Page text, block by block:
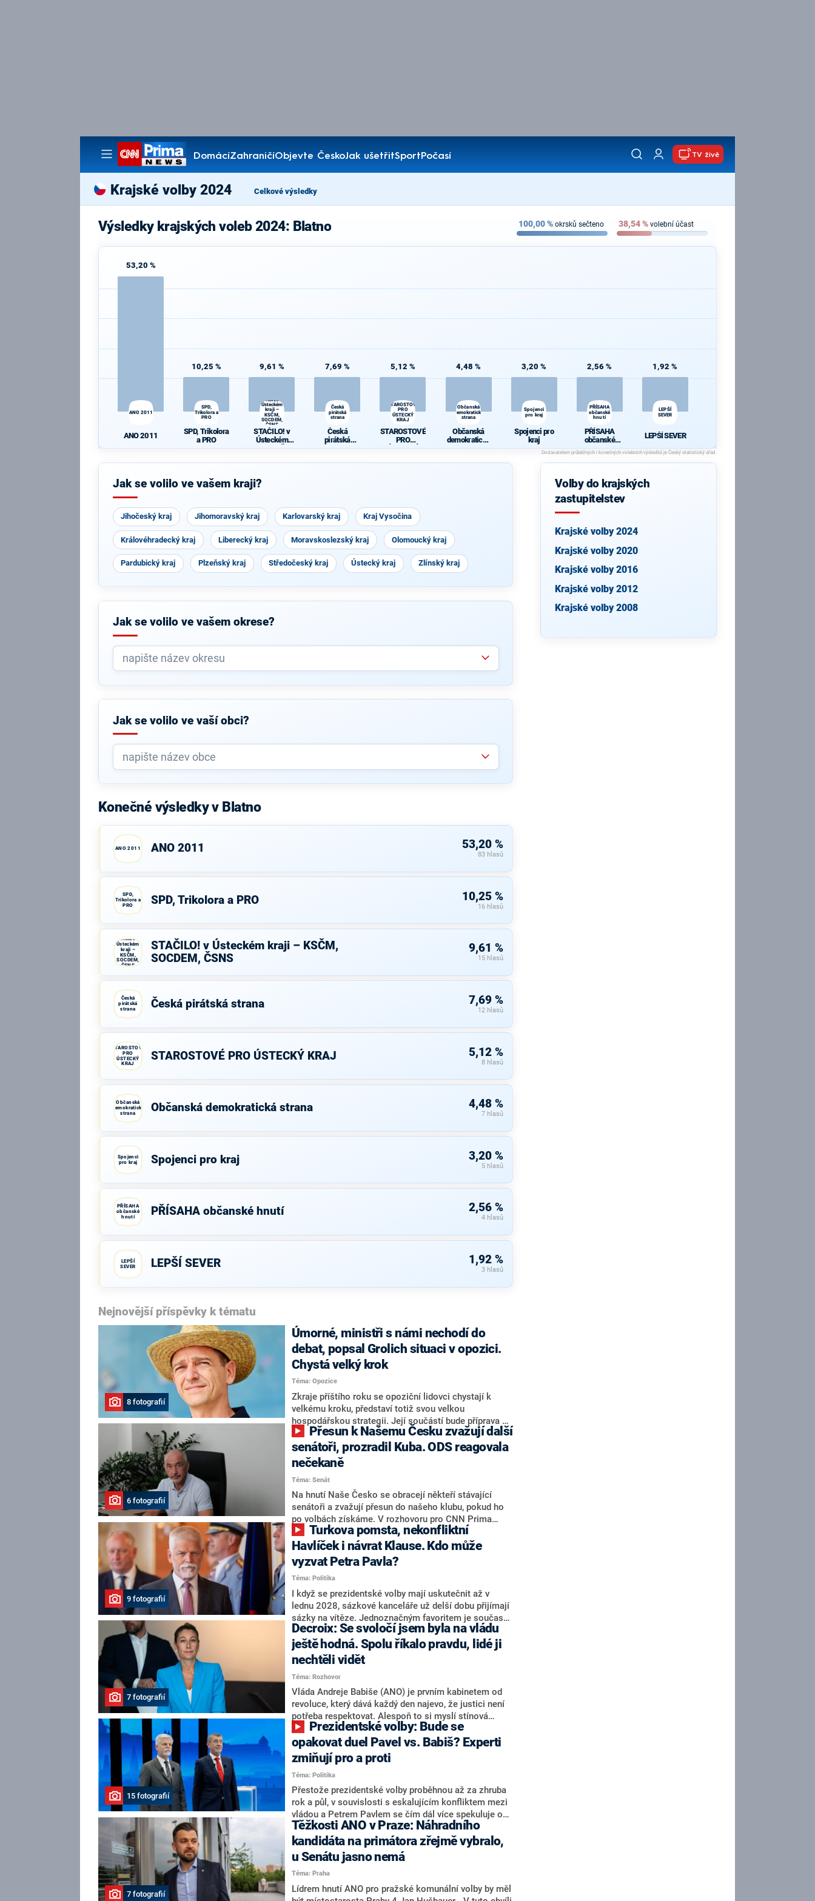
DomácíZahraničíObjevte ČeskoJak ušetřitSportPočasí
Pořady
TV živě
Krajské volby 2024 Celkové výsledky
Výsledky krajských voleb 2024: Blatno 100,00% okrsků sečteno 38,54% volební účast
53,20 %
ANO 2011
ANO 2011
10,25 %
SPD,
Trikolora a
PRO
SPD, Trikolora
a PRO
9,61 %
STAČILO! v
Ústeckém
kraji –
KSČM,
SOCDEM,
ČSNS
STAČILO! v
Ústeckém
ČSNS
7,69 %
Česká
pirátská
strana
Česká
pirátská
5,12 %
STAROSTOVÉ
PRO
ÚSTECKÝ
KRAJ
STAROSTOVÉ
PRO
4,48 %
Občanská
demokratická
strana
Občanská
demokratická
strana
3,20 %
Spojenci
pro kraj
Spojenci pro
kraj
2,56 %
PŘÍSAHA
občanské
hnutí
PŘÍSAHA
občanské
hnutí
1,92 %
LEPŠÍ
SEVER
LEPŠÍ SEVER
Jak se volilo ve vašem kraji?
Jihočeský kraj Jihomoravský kraj Karlovarský kraj Kraj Vysočina
Královéhradecký kraj Liberecký kraj Moravskoslezský kraj Olomoucký kraj
Pardubický kraj Plzeňský kraj Středočeský kraj Ústecký kraj Zlínský kraj
Jak se volilo ve vašem okrese?
Jak se volilo ve vaší obci?
Konečné výsledky v Blatno
ANO 2011 ANO 2011 53,20 %
83 hlasů
SPD,
Trikolora a
PRO
SPD, Trikolora a PRO 10,25 %
16 hlasů
STAČILO! v
Ústeckém
kraji –
KSČM,
SOCDEM,
ČSNS
STAČILO! v Ústeckém kraji – KSČM,
SOCDEM, ČSNS
9,61 %
15 hlasů
Česká
pirátská
strana
Česká pirátská strana 7,69 %
12 hlasů
STAROSTOVÉ
PRO
ÚSTECKÝ
KRAJ
STAROSTOVÉ PRO ÚSTECKÝ KRAJ 5,12 %
8 hlasů
Občanská
demokratická
strana
Občanská demokratická strana 4,48 %
7 hlasů
Spojenci
pro kraj
Spojenci pro kraj 3,20 %
5 hlasů
PŘÍSAHA
občanské
hnutí
PŘÍSAHA občanské hnutí 2,56 %
4 hlasů
LEPŠÍ
SEVER
LEPŠÍ SEVER 1,92 %
3 hlasů
Nejnovější příspěvky k tématu
8 fotografií
Úmorné, ministři s námi nechodí do
debat, popsal Grolich situaci v opozici.
Chystá velký krok
Téma: Opozice
Zkraje příštího roku se opoziční lidovci chystají k
velkému kroku, představí totiž svou velkou
hospodářskou strategii. Její součástí bude příprava na
stárnutí populace, řekl ve středu na setkání s novináři
nový předseda lidovců Jan Grolich. Ten zároveň v
senátních volbách kandiduje ve Vyškově. Popsal i
aktivitu opozice, o níž vládní strany nebo političtí
komentátoři mluví jako o slabé a v defenzivě. „Je to
úmorná práce upozorňovat na chyby vlády. Ministři s
námi navíc nechodí do debat. Chceme ale ukazovat
svoje témata,“ odpověděl Grolich na dotaz CNN Prima
NEWS.
6 fotografií
senátoři, prozradil Kuba. ODS reagovala
nečekaně
Téma: Senát
Na hnutí Naše Česko se obracejí někteří stávající
senátoři a zvažují přesun do našeho klubu, pokud ho
po volbách získáme. V rozhovoru pro CNN Prima
NEWS to řekl zakladatel hnutí a jihočeský hejtman
Martin Kuba. Konkrétní nebyl, ale získat by takto mohl
například senátora Zdeňka Hrabu, který je dnes
součástí klubu ODS a TOP 09. Hraba to na dotaz
redakce nevyloučil. Předseda klubu senátorů ODS
Zdeněk Nytra redakci řekl, že počítá s odchodem
některých senátorů z klubu a že Naše Česko není
nepřítel, ale soupeř.
9 fotografií
Havlíček i návrat Klause. Kdo může
vyzvat Petra Pavla?
Téma: Politika
I když se prezidentské volby mají uskutečnit až v
lednu 2028, sázkové kanceláře už delší dobu přijímají
sázky na vítěze. Jednoznačným favoritem je současná
hlava státu Petr Pavel. Daleko za ním pak bookmakeři
zmiňují dva výrazné politiky ANO, tedy premiéra
Andreje Babiše a ministra průmyslu Karla Havlíčka.
Oblíbeným tipem samotných sázkařů je poslanec za
Motoristy Filip Turek. Politolog Jan Kubáček nicméně
o případné kandidatuře kohokoliv ze zmíněné trojice
značně pochybuje. Podle něj současná koalice dosud
nemá osobu, která by Pavlovi mohla konkurovat.
7 fotografií
Decroix: Se svoločí jsem byla na vládu
ještě hodná. Spolu říkalo pravdu, lidé ji
nechtěli vidět
Téma: Rozhovor
Vláda Andreje Babiše (ANO) je prvním kabinetem od
revoluce, který dává každý den najevo, že justici není
potřeba respektovat. Alespoň to si myslí stínová
ministryně spravedlnosti ODS Eva Decroix. V
rozhovoru pro CNN Prima NEWS si nebrala servítky
ohledně politického výkonu svého nástupce Jeronýma
Tejce (za ANO) či vládní zmocněnkyně pro lidská
práva Taťány Malé (ANO). Označením „svoloč“ na
adresu vlády prý byla ještě hodná. Decroix se také
vrátila k volební porážce koalice Spolu či promluvila o
hnutí Naše Česko Martina Kuby.
15 fotografií
opakovat duel Pavel vs. Babiš? Experti
zmiňují pro a proti
Téma: Politika
Přestože prezidentské volby proběhnou až za zhruba
rok a půl, v souvislosti s eskalujícím konfliktem mezi
vládou a Petrem Pavlem se čím dál více spekuluje o
tom, koho by do bitvy o Hrad mohla vyslat současná
koalice. Někteří političtí komentátoři znovu vytahují
jméno premiéra Andreje Babiše (ANO). Jak moc je
pravděpodobné, že se v prezidentských volbách 2028
bude znovu opakovat souboj z roku 2023?
7 fotografií
Těžkosti ANO v Praze: Náhradního
kandidáta na primátora zřejmě vybralo,
u Senátu jasno nemá
Téma: Praha
Lídrem hnutí ANO pro pražské komunální volby by měl
Volby do krajských
zastupitelstev
Krajské volby 2024
Krajské volby 2020
Krajské volby 2016
Krajské volby 2012
Krajské volby 2008